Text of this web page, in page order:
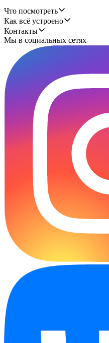
Что посмотреть
Как всё устроено
Контакты
Мы в социальных сетях